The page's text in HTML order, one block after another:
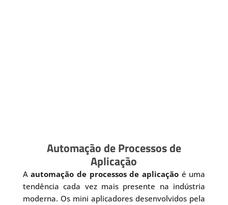
Automação de Processos de
Aplicação
Aautomação de processos de aplicaçãoé uma
tendência cada vez mais presente na indústria
moderna. Os mini aplicadores desenvolvidos pela